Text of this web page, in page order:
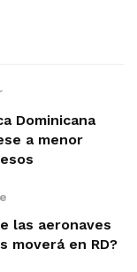
Dominicana
a menor
las aeronaves
moverá en RD?